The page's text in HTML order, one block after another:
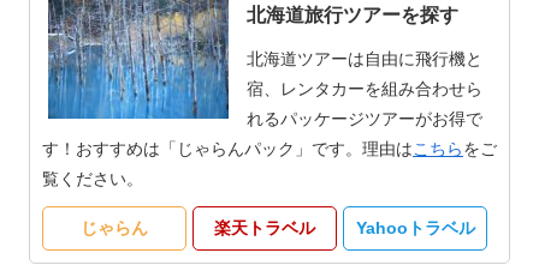
北海道旅行ツアーを探す
北海道ツアーは自由に飛行機と
宿、レンタカーを組み合わせら
れるパッケージツアーがお得で
す！おすすめは「じゃらんパック」です。理由はこちらをご
覧ください。
じゃらん 楽天トラベル Yahooトラベル